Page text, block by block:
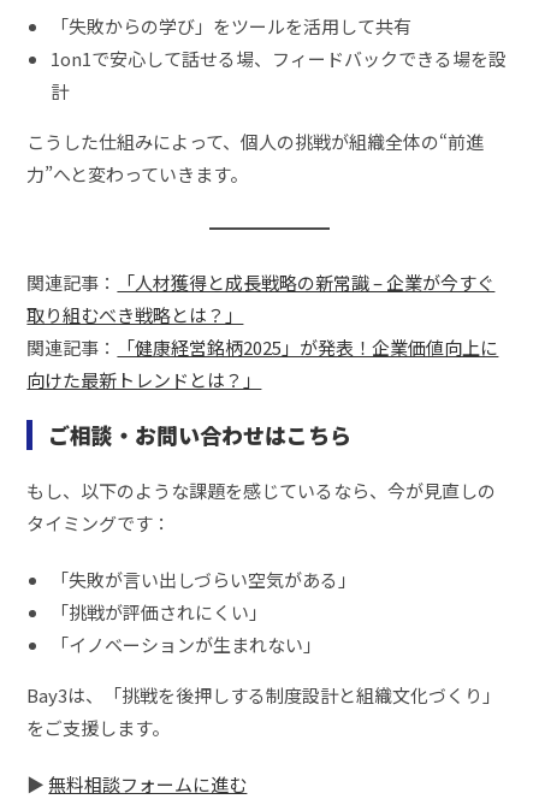
「失敗からの学び」をツールを活用して共有
1on1で安心して話せる場、フィードバックできる場を設
計
こうした仕組みによって、個人の挑戦が組織全体の“前進
力”へと変わっていきます。
関連記事：
「人材獲得と成長戦略の新常識 – 企業が今すぐ
取り組むべき戦略とは？」
関連記事：
「健康経営銘柄2025」が発表！企業価値向上に
向けた最新トレンドとは？」
ご相談・お問い合わせはこちら
もし、以下のような課題を感じているなら、今が見直しの
タイミングです：
「失敗が言い出しづらい空気がある」
「挑戦が評価されにくい」
「イノベーションが生まれない」
Bay3は、「挑戦を後押しする制度設計と組織文化づくり」
をご支援します。
▶ 無料相談フォームに進む